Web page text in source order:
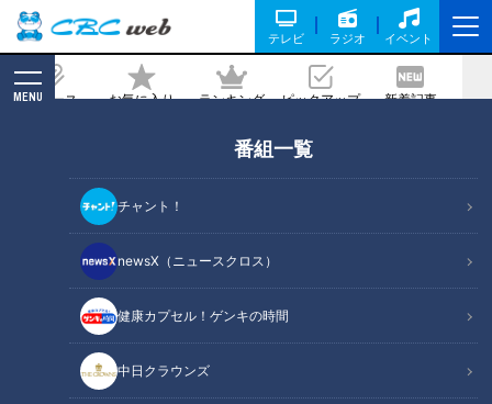
テレビ ラジオ イベント
ニュース お気に入り ランキング ピックアップ 新着記事
MENU
番組一覧
チャント！
newsX（ニュースクロス）
健康カプセル！ゲンキの時間
中日クラウンズ
年はオレだ！」松葉貴大の井上竜初勝利
の裏で結びついた3つの意企
2025/04/07 17:50